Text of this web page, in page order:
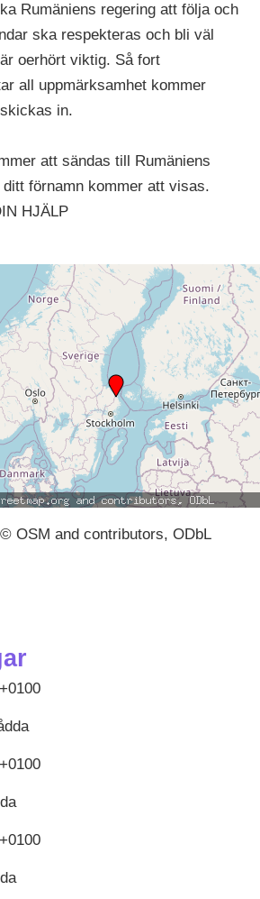
Rumäniens regering att följa och
ska respekteras och bli väl
oerhört viktig. Så fort
all uppmärksamhet kommer
in.
att sändas till Rumäniens
förnamn kommer att visas.
HJÄLP
OSM and contributors, ODbL